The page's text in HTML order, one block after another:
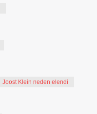
Joost Klein neden elendi